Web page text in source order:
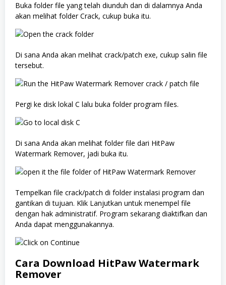
Buka folder file yang telah diunduh dan di dalamnya Anda
akan melihat folder Crack, cukup buka itu.
Di sana Anda akan melihat crack/patch exe, cukup salin file
tersebut.
Pergi ke disk lokal C lalu buka folder program files.
Di sana Anda akan melihat folder file dari HitPaw
Watermark Remover, jadi buka itu.
Tempelkan file crack/patch di folder instalasi program dan
gantikan di tujuan. Klik Lanjutkan untuk menempel file
dengan hak administratif. Program sekarang diaktifkan dan
Anda dapat menggunakannya.
Cara Download HitPaw Watermark
Remover